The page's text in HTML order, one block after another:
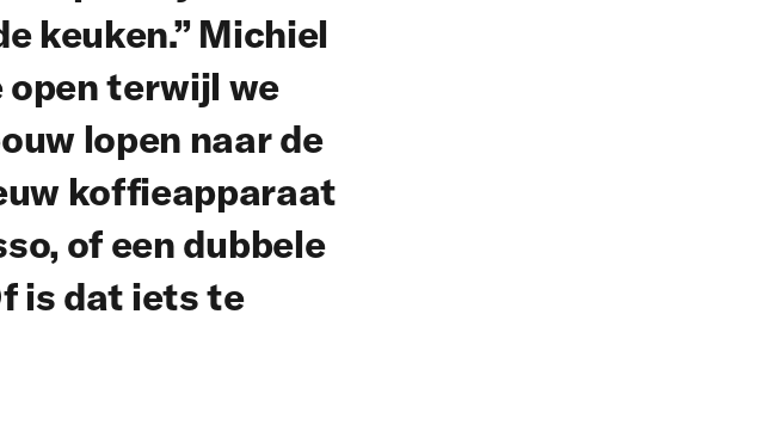
keuken.” Michiel
open terwijl we
lopen naar de
koffieapparaat
of een dubbele
is dat iets te